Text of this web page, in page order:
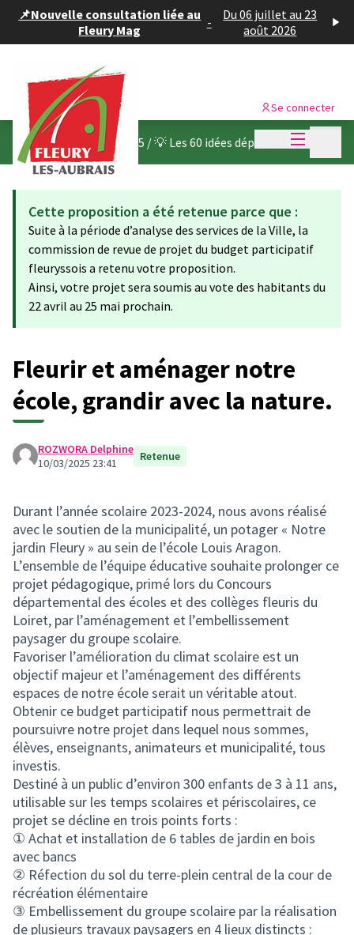
📌Nouvelle consultation liée au
Fleury Mag
-
Du 06 juillet au 23
août 2026
Menu
Se connecter
Budget participatif 2025 /💡 Les 60 idées déposées
Cette proposition a été retenue parce que :
Suite à la période d’analyse des services de la Ville, la
commission de revue de projet du budget participatif
fleuryssois a retenu votre proposition.
Ainsi, votre projet sera soumis au vote des habitants du
22 avril au 25 mai prochain.
Fleurir et aménager notre
école, grandir avec la nature.
ROZWORA Delphine
10/03/2025 23:41
Retenue
Durant l’année scolaire 2023-2024, nous avons réalisé
avec le soutien de la municipalité, un potager « Notre
jardin Fleury » au sein de l’école Louis Aragon.
L’ensemble de l’équipe éducative souhaite prolonger ce
projet pédagogique, primé lors du Concours
départemental des écoles et des collèges fleuris du
Loiret, par l’aménagement et l’embellissement
paysager du groupe scolaire.
Favoriser l’amélioration du climat scolaire est un
objectif majeur et l’aménagement des différents
espaces de notre école serait un véritable atout.
Obtenir ce budget participatif nous permettrait de
poursuivre notre projet dans lequel nous sommes,
élèves, enseignants, animateurs et municipalité, tous
investis.
Destiné à un public d’environ 300 enfants de 3 à 11 ans,
utilisable sur les temps scolaires et périscolaires, ce
projet se décline en trois points forts :
① Achat et installation de 6 tables de jardin en bois
avec bancs
② Réfection du sol du terre-plein central de la cour de
récréation élémentaire
③ Embellissement du groupe scolaire par la réalisation
de plusieurs travaux paysagers en 4 lieux distincts :
Panneau de gestion des cookies